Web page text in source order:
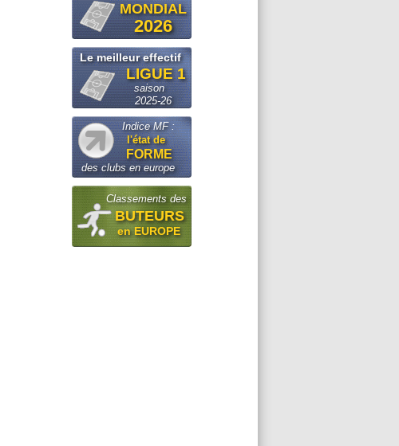
MONDIAL
2026
Le meilleur effectif
LIGUE 1
saison
2025-26
Indice MF :
l'état de
FORME
des clubs en europe
Classements des
BUTEURS
en EUROPE